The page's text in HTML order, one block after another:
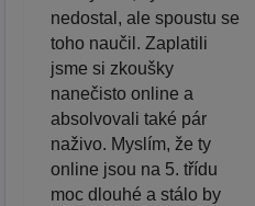
nedostal, ale spoustu se
toho naučil. Zaplatili
jsme si zkoušky
nanečisto online a
absolvovali také pár
naživo. Myslím, že ty
online jsou na 5. třídu
moc dlouhé a stálo by